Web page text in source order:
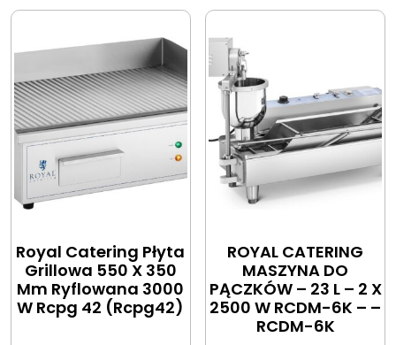
Royal Catering Płyta
Grillowa 550 X 350
Mm Ryflowana 3000
W Rcpg 42 (Rcpg42)
ROYAL CATERING
MASZYNA DO
PĄCZKÓW – 23 L – 2 X
2500 W RCDM-6K – –
RCDM-6K